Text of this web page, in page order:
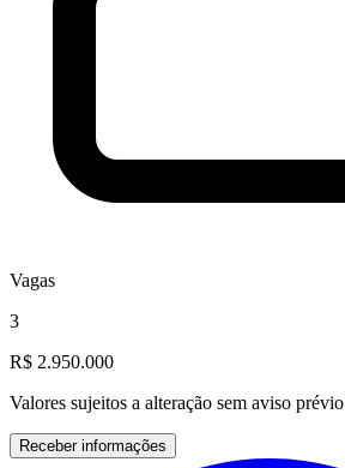
Vagas
3
R$ 2.950.000
Valores sujeitos a alteração sem aviso prévio
Receber informações